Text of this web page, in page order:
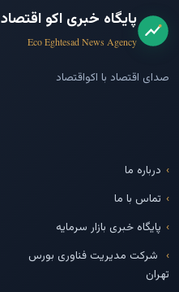
پایگاه خبری اکو اقتصاد
Eco Eghtesad News Agency
صدای اقتصاد با اکواقتصاد
درباره ما
تماس با ما
پایگاه خبری بازار سرمایه
شرکت مدیریت فناوری بورس
تهران